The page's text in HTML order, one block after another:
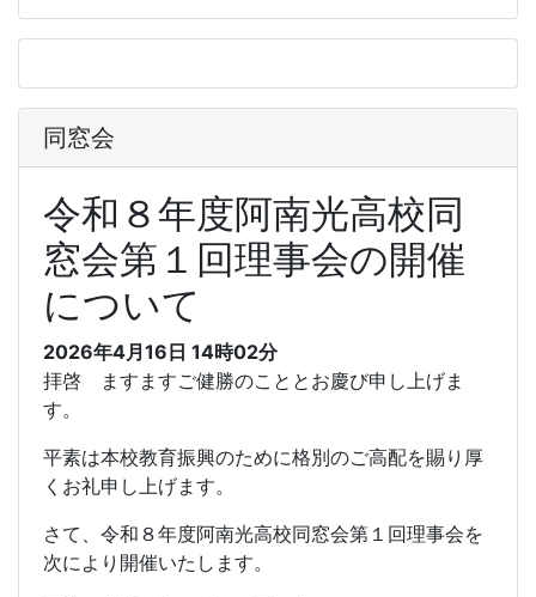
同窓会
令和８年度阿南光高校同
窓会第１回理事会の開催
について
2026年4月16日 14時02分
拝啓 ますますご健勝のこととお慶び申し上げま
す。
平素は本校教育振興のために格別のご高配を賜り厚
くお礼申し上げます。
さて、令和８年度阿南光高校同窓会第１回理事会を
次により開催いたします。